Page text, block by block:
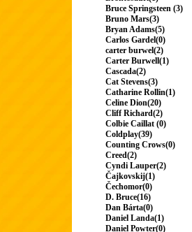
Bruce Springsteen (3)
Bruno Mars(3)
Bryan Adams(5)
Carlos Gardel(0)
carter burwel(2)
Carter Burwell(1)
Cascada(2)
Cat Stevens(3)
Catharine Rollin(1)
Celine Dion(20)
Cliff Richard(2)
Colbie Caillat (0)
Coldplay(39)
Counting Crows(0)
Creed(2)
Cyndi Lauper(2)
Čajkovskij(1)
Čechomor(0)
D. Bruce(16)
Dan Bárta(0)
Daniel Landa(1)
Daniel Powter(0)